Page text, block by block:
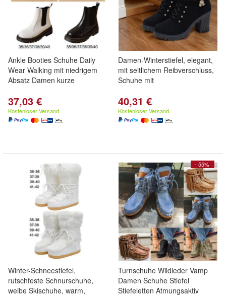
Ankle Booties Schuhe Daily
Wear Walking mit niedrigem
Absatz Damen kurze
37,03 €
Kostenloser Versand
Damen-Winterstiefel, elegant,
mit seitlichem Reibverschluss,
Schuhe mit
40,31 €
Kostenloser Versand
Winter-Schneestiefel,
rutschfeste Schnurschuhe,
weibe Skischuhe, warm,
- 55%
Turnschuhe Wildleder Vamp
Damen Schuhe Stiefel
Stiefeletten Atmungsaktiv